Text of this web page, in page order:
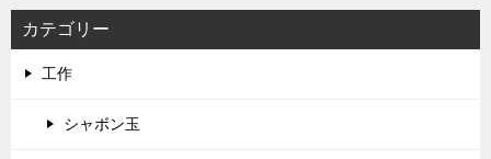
カテゴリー
工作
シャボン玉